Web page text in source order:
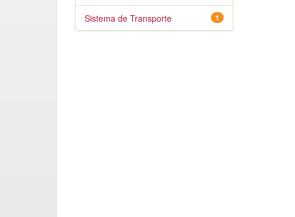
1
Sistema de Transporte